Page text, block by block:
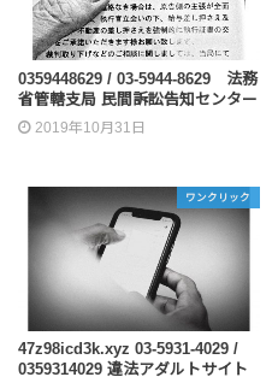
0359448629 / 03-5944-8629 法務
省管轄支局 民間訴訟告知センター
2019年10月31日
ワンクリック
47z98icd3k.xyz 03-5931-4029 /
0359314029 違法アダルトサイト